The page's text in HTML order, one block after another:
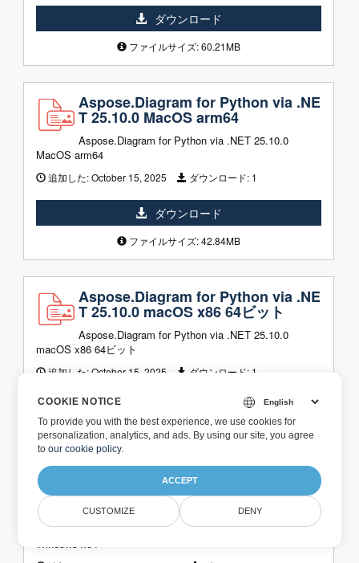
ダウンロード
ファイルサイズ: 60.21MB
Aspose.Diagram for Python via .NE
T 25.10.0 MacOS arm64
Aspose.Diagram for Python via .NET 25.10.0
MacOS arm64
追加した:October 15, 2025 ダウンロード: 1
ダウンロード
ファイルサイズ: 42.84MB
Aspose.Diagram for Python via .NE
T 25.10.0 macOS x86 64ビット
Aspose.Diagram for Python via .NET 25.10.0
macOS x86 64ビット
追加した:October 15, 2025 ダウンロード: 1
ファイルサイズ: 47.33MB
Aspose.Diagram for Python via .NE
T 25.9.0 Windows x64
Aspose.Diagram for Python via .NET 25.9.0
Windows x64
COOKIE NOTICE
To provide you with the best experience, we use cookies for
personalization, analytics, and ads. By using our site, you agree
toour cookie policy.
ACCEPT
CUSTOMIZE DENY